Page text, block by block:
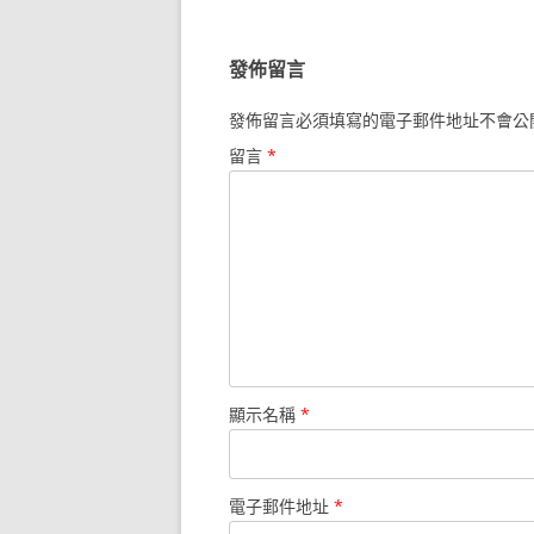
發佈留言
發佈留言必須填寫的電子郵件地址不會公
留言 *
顯示名稱 *
電子郵件地址 *